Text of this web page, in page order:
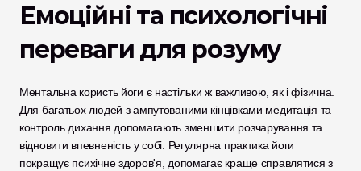
Емоційні та психологічні
переваги для розуму
Ментальна користь йоги є настільки ж важливою, як і фізична.
Для багатьох людей з ампутованими кінцівками медитація та
контроль дихання допомагають зменшити розчарування та
відновити впевненість у собі. Регулярна практика йоги
покращує психічне здоров'я, допомагає краще справлятися з